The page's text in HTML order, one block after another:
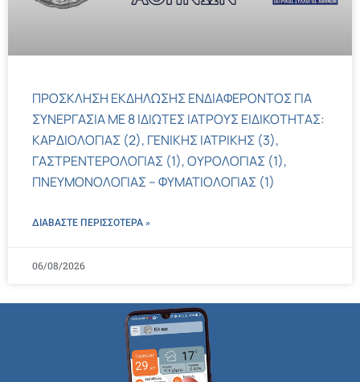
ΠΡΟΣΚΛΗΣΗ ΕΚΔΗΛΩΣΗΣ ΕΝΔΙΑΦΕΡΟΝΤΟΣ ΓΙΑ
ΣΥΝΕΡΓΑΣΙΑ ΜΕ 8 ΙΔΙΩΤΕΣ ΙΑΤΡΟΥΣ ΕΙΔΙΚΟΤΗΤΑΣ:
ΚΑΡΔΙΟΛΟΓΙΑΣ (2), ΓΕΝΙΚΗΣ ΙΑΤΡΙΚΗΣ (3),
ΓΑΣΤΡΕΝΤΕΡΟΛΟΓΙΑΣ (1), ΟΥΡΟΛΟΓΙΑΣ (1),
ΠΝΕΥΜΟΝΟΛΟΓΙΑΣ – ΦΥΜΑΤΙΟΛΟΓΙΑΣ (1)
ΔΙΑΒΑΣΤΕ ΠΕΡΙΣΣΌΤΕΡΑ »
06/08/2026